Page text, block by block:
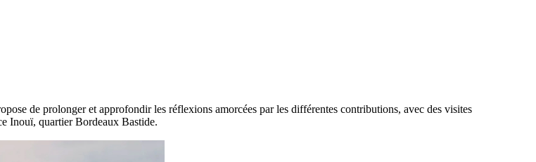
de prolonger et approfondir les réflexions amorcées par les différentes contributions, avec des visites
Inouï, quartier Bordeaux Bastide.